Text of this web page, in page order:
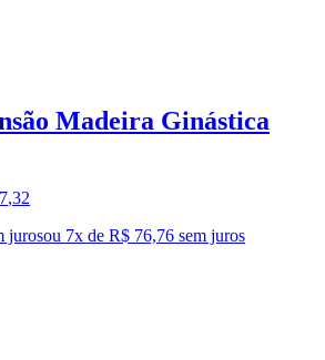
Madeira Ginástica
,32
jurosou 7x de R$ 76,76 sem juros